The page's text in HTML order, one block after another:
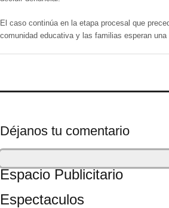
El caso continúa en la etapa procesal que
comunidad educativa y las familias esperan
Déjanos tu comentario
Espacio Publicitario
Espectaculos